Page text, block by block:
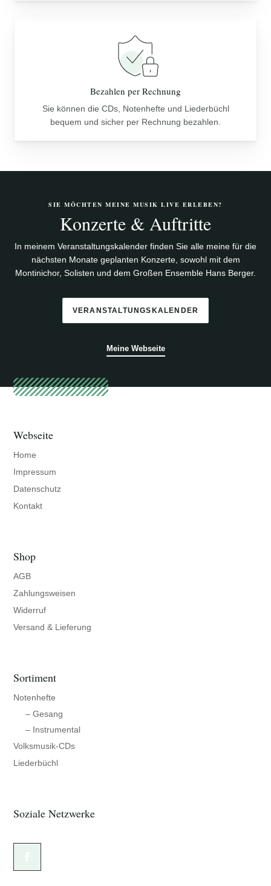
Bezahlen per Rechnung
Sie können die CDs, Notenhefte und Liederbüchl
bequem und sicher per Rechnung bezahlen.
SIE MÖCHTEN MEINE MUSIK LIVE ERLEBEN?
Konzerte & Auftritte
In meinem Veranstaltungskalender finden Sie alle meine für die
nächsten Monate geplanten Konzerte, sowohl mit dem
Montinichor, Solisten und dem Großen Ensemble Hans Berger.
VERANSTALTUNGSKALENDER
Meine Webseite
Webseite
Home
Impressum
Datenschutz
Kontakt
Shop
AGB
Zahlungsweisen
Widerruf
Versand & Lieferung
Sortiment
Notenhefte
– Gesang
– Instrumental
Volksmusik-CDs
Liederbüchl
Soziale Netzwerke